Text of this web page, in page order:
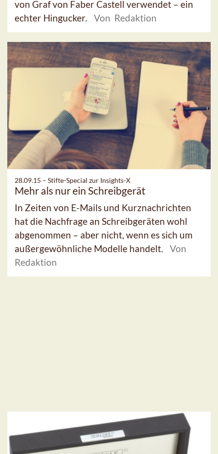
von Graf von Faber Castell verwendet – ein
echter Hingucker.
Von Redaktion
28.09.15 – Stifte-Special zur Insights-X
Mehr als nur ein Schreibgerät
In Zeiten von E-Mails und Kurznachrichten
hat die Nachfrage an Schreibgeräten wohl
abgenommen – aber nicht, wenn es sich um
außergewöhnliche Modelle handelt.
Von
Redaktion